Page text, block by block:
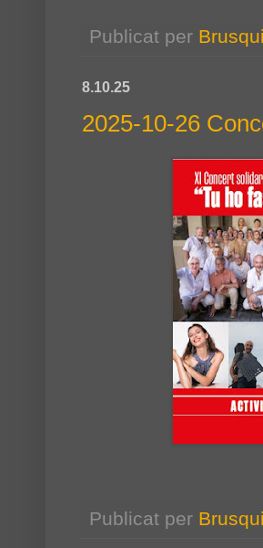
Publicat per
8.10.25
2025-10-26
Publicat per